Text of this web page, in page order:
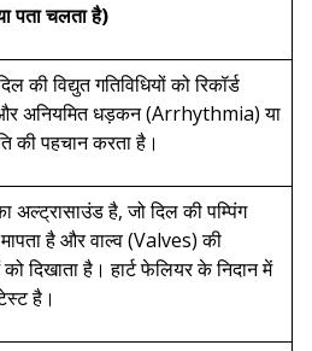
पता चलता है)
की विद्युत गतिविधियों को रिकॉर्ड
अनियमित धड़कन (Arrhythmia) या
की पहचान करता है।
अल्ट्रासाउंड है, जो दिल की पम्पिंग
मापता है और वाल्व (Valves) की
दिखाता है। हार्ट फेलियर के निदान में
है।